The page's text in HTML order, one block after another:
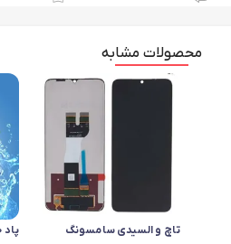
محصولات مشابه
تاچ و السیدی سامسونگ
پاد 2500 پاف MORE